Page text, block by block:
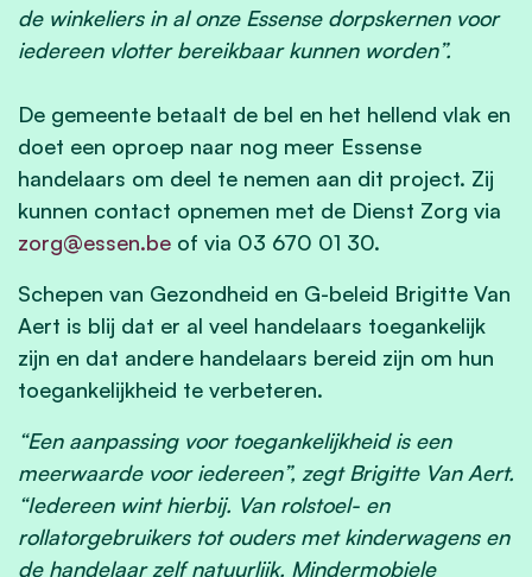
de winkeliers in al onze Essense dorpskernen voor
iedereen vlotter bereikbaar kunnen worden”.
De gemeente betaalt de bel en het hellend vlak en
doet een oproep naar nog meer Essense
handelaars om deel te nemen aan dit project. Zij
kunnen contact opnemen met de Dienst Zorg via
zorg@essen.be of via 03 670 01 30.
Schepen van Gezondheid en G-beleid Brigitte Van
Aert is blij dat er al veel handelaars toegankelijk
zijn en dat andere handelaars bereid zijn om hun
toegankelijkheid te verbeteren.
“Een aanpassing voor toegankelijkheid is een
meerwaarde voor iedereen”, zegt Brigitte Van Aert.
“Iedereen wint hierbij. Van rolstoel- en
rollatorgebruikers tot ouders met kinderwagens en
de handelaar zelf natuurlijk. Mindermobiele